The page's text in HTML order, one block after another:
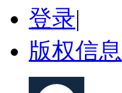
登录|
版权信息